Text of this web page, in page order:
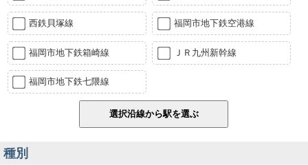
西鉄貝塚線 福岡市地下鉄空港線
福岡市地下鉄箱崎線 ＪＲ九州新幹線
福岡市地下鉄七隈線
種別